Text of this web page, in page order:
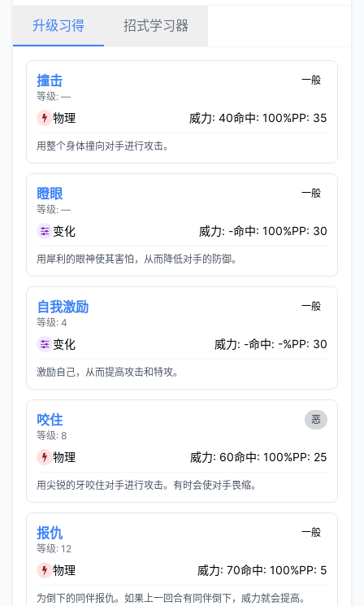
升级习得 招式学习器
撞击
等级: —
一般
物理 威力: 40命中: 100%PP: 35
用整个身体撞向对手进行攻击。
瞪眼
等级: —
一般
变化 威力: -命中: 100%PP: 30
用犀利的眼神使其害怕，从而降低对手的防御。
自我激励
等级: 4
一般
变化 威力: -命中: -%PP: 30
激励自己，从而提高攻击和特攻。
咬住
等级: 8
恶
物理 威力: 60命中: 100%PP: 25
用尖锐的牙咬住对手进行攻击。有时会使对手畏缩。
报仇
等级: 12
一般
物理 威力: 70命中: 100%PP: 5
为倒下的同伴报仇。如果上一回合有同伴倒下，威力就会提高。